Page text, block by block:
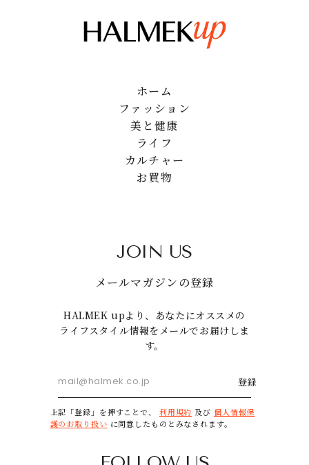
ホーム
ファッション
美と健康
ライフ
カルチャー
お買物
JOIN US
メールマガジンの登録
HALMEK upより、あなたにオススメの
ライフスタイル情報をメールでお届けしま
す。
登録
上記「登録」を押すことで、 利用規約 及び 個人情報保
護のお取り扱い に同意したものとみなされます。